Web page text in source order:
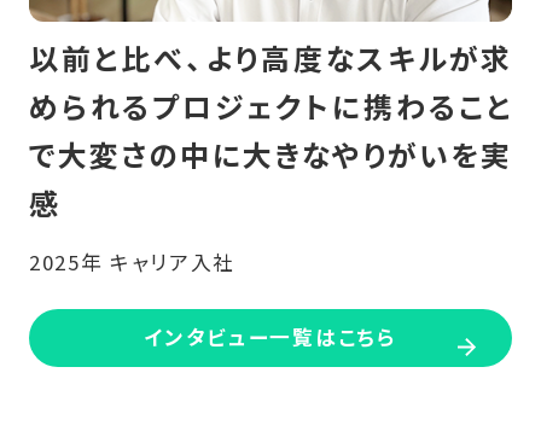
以前と比べ、より高度なスキルが求
められるプロジェクトに携わること
で大変さの中に大きなやりがいを実
感
2025年 キャリア入社
インタビュー一覧はこちら